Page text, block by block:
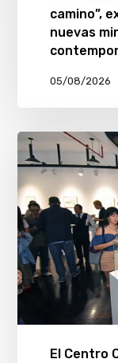
camino”,
nuevas
05/08/2026
El Centro